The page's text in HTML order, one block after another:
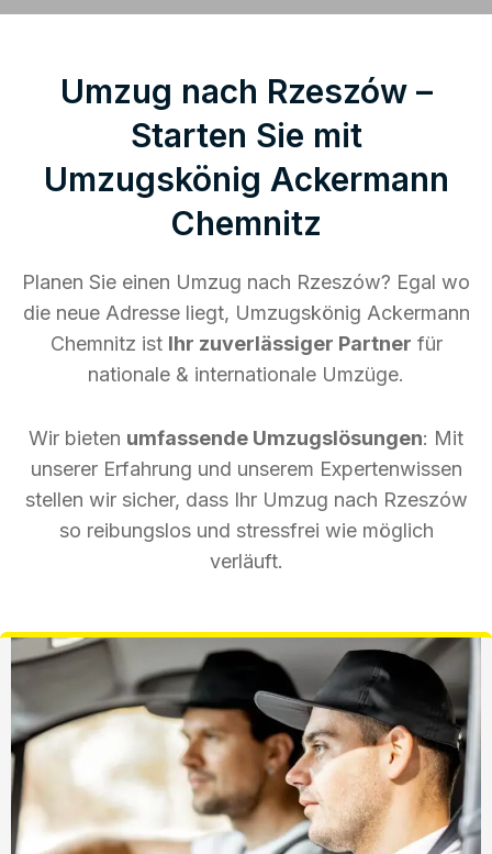
Umzug nach Rzeszów –
Starten Sie mit
Umzugskönig Ackermann
Chemnitz
Planen Sie einen Umzug nach Rzeszów? Egal wo
die neue Adresse liegt, Umzugskönig Ackermann
Chemnitz ist Ihr zuverlässiger Partner für
nationale & internationale Umzüge.
Wir bieten umfassende Umzugslösungen: Mit
unserer Erfahrung und unserem Expertenwissen
stellen wir sicher, dass Ihr Umzug nach Rzeszów
so reibungslos und stressfrei wie möglich
verläuft.